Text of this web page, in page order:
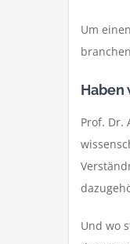
Um
Haben
Prof. Dr.
Und wo